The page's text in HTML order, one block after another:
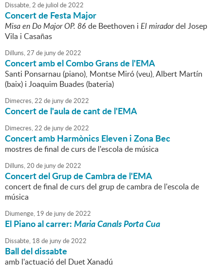
Dissabte,2 de juliol de2022
Concert de Festa Major
Misa en Do Major OP. 86 de Beethoven i El miradordel Josep
Vila i Casañas
Dilluns,27 de junyde2022
Concert amb el Combo Grans de l'EMA
Santi Ponsarnau (piano), Montse Miró (veu), Albert Martín
(baix) i Joaquim Buades (bateria)
Dimecres,22 de junyde2022
Concert de l'aula de cant de l'EMA
Dimecres,22 de junyde2022
Concert amb Harmònics Eleven i Zona Bec
mostres de final de curs de l'escola de música
Dilluns,20 de junyde2022
Concert del Grup de Cambra de l'EMA
concert de final de curs del grup de cambra de l'escola de
música
Diumenge, 19 de junyde2022
El Piano al carrer:Maria Canals Porta Cua
Dissabte, 18 de junyde2022
Ball del dissabte
amb l'actuació del Duet Xanadú